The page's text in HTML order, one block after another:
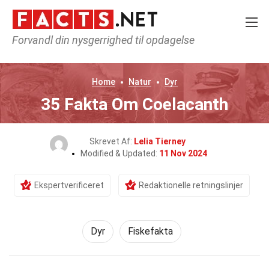
Forvandl din nysgerrighed til opdagelse
Home Natur Dyr
35 Fakta Om Coelacanth
Skrevet Af: Lelia Tierney
Modified & Updated: 11 Nov 2024
Ekspertverificeret Redaktionelle retningslinjer
Dyr Fiskefakta